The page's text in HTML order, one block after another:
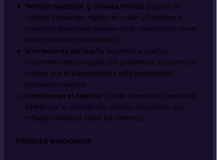
Tensión muscular y dolores físicos: Dolores de
cabeza frecuentes, rigidez en cuello y hombros o
molestias digestivas pueden estar conectados con el
estrés financiero acumulado.
Alteraciones del sueño: Insomnio o sueños
recurrentes relacionados con problemas económicos
indican que el subconsciente está procesando
bloqueos invisibles.
Cambios en el apetito: Comer en exceso o perder el
interés por la comida son señales corporales que
reflejan ansiedad sobre tus finanzas.
Impacto emocional